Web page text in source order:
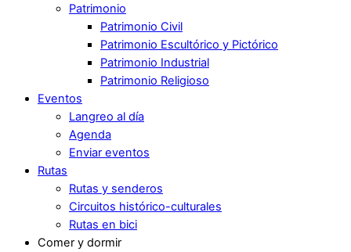
Patrimonio
Patrimonio Civil
Patrimonio Escultórico y Pictórico
Patrimonio Industrial
Patrimonio Religioso
Eventos
Langreo al día
Agenda
Enviar eventos
Rutas
Rutas y senderos
Circuitos histórico-culturales
Rutas en bici
Comer y dormir